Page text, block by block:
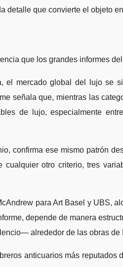
detalle que convierte el objeto
que los grandes informes
mercado global del lujo se
señala que, mientras las
de lujo, especialmente
confirma ese mismo patrón
otro criterio, tres
para Art Basel y UBS,
depende de manera
alrededor de las obras de
anticuarios más reputados